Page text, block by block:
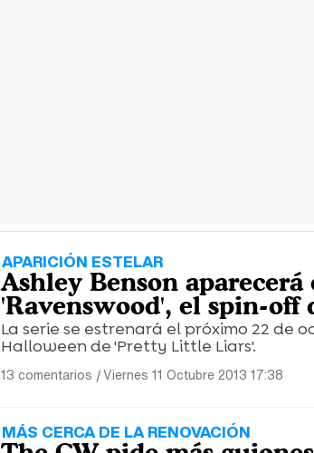
APARICIÓN ESTELAR
Ashley Benson
'Ravenswood', el spin-
La serie se estrenará el próximo 22 de
Halloween de 'Pretty Little Liars'.
13 comentarios |Viernes 11 Octubre 2013 17:38
MÁS CERCA DE LA RENOVACIÓN